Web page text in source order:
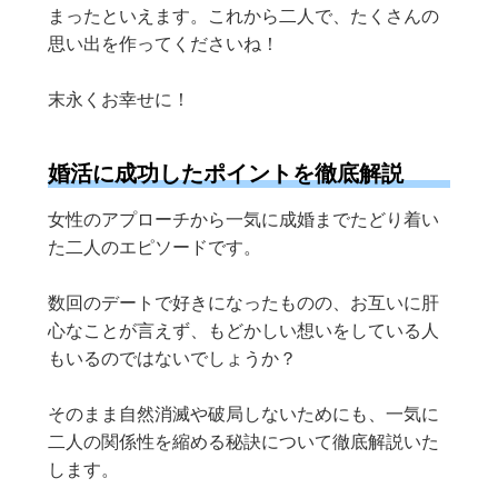
まったといえます。これから二人で、たくさんの
思い出を作ってくださいね！
末永くお幸せに！
婚活に成功したポイントを徹底解説
女性のアプローチから一気に成婚までたどり着い
た二人のエピソードです。
数回のデートで好きになったものの、お互いに肝
心なことが言えず、もどかしい想いをしている人
もいるのではないでしょうか？
そのまま自然消滅や破局しないためにも、一気に
二人の関係性を縮める秘訣について徹底解説いた
します。